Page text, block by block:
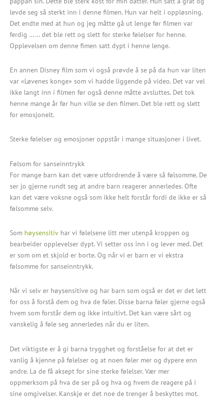
levde seg så sterkt inn i denne filmen. Hun var helt i oppløsning.
Det endte med at hun og jeg måtte gå ut lenge før filmen var
ferdig …… det ble rett og slett for sterke følelser for henne.
Opplevelsen om denne fimen satt dypt i henne lenge.
En annen Disney film som vi også prøvde å se på da hun var liten
var «Løvenes konge» som vi hadde liggende på video. Det var vel
ikke langt inn i filmen før også denne måtte avsluttes. Det tok
henne mange år før hun ville se den filmen. Det ble rett og slett
for emosjonelt.
Sterke følelser og emosjoner oppstår i mange situasjoner i livet.
Følsom for sanseinntrykk
For mange barn kan det være utfordrende å være så følsomme. De
ser jo gjerne rundt seg at andre barn reagerer annerledes. Ofte
kan det være voksne også som ikke helt forstår fordi de ikke er så
følsomme selv.
Som høysensitiv har vi følelsene litt mer utenpå kroppen og
bearbeider opplevelser dypt. Vi setter oss inn i og lever med. Det
er som om et skjold er borte. Og når vi er barn er vi ekstra
følsomme for sanseinntrykk.
Når vi selv er høysensitive og har barn som også er det er det lett
for oss å forstå dem og hva de føler. Disse barna føler gjerne også
hvem som forstår dem og ikke intuitivt. Det kan være sårt og
vanskelig å føle seg annerledes når du er liten.
Det viktigste er å gi barna trygghet og forståelse for at det er
vanlig å kjenne på følelser og at noen føler mer og dypere enn
andre. La de få aksept for sine sterke følelser. Vær mer
oppmerksom på hva de ser på og hva og hvem de reagere på i
sine omgivelser. Kanskje er det noe de trenger å beskyttes mot.